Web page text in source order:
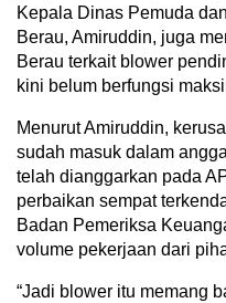
Kepala Dinas Pemuda
Berau, Amiruddin, juga
Berau terkait blower
kini belum berfungsi
Menurut Amiruddin,
sudah masuk dalam
telah dianggarkan pada
perbaikan sempat
Badan Pemeriksa
volume pekerjaan dari
“Jadi blower itu memang